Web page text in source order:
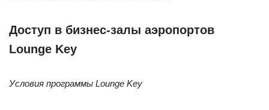
Доступ в бизнес-залы аэропортов
Lounge Key
Условия программы Lounge Key